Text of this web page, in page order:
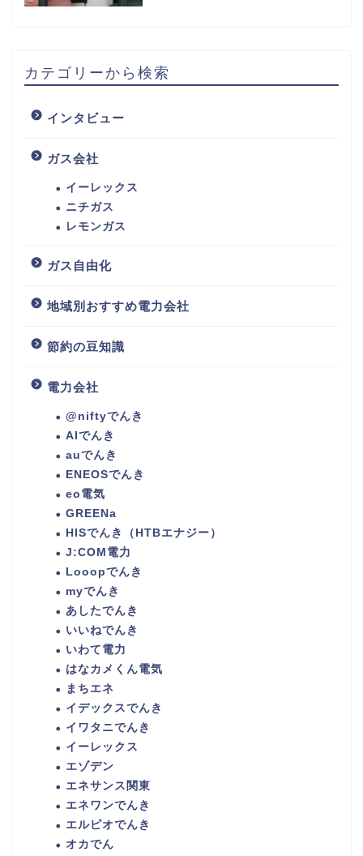
カテゴリーから検索
インタビュー
ガス会社
イーレックス
ニチガス
レモンガス
ガス自由化
地域別おすすめ電力会社
節約の豆知識
電力会社
@niftyでんき
AIでんき
auでんき
ENEOSでんき
eo電気
GREENa
HISでんき（HTBエナジー）
J:COM電力
Looopでんき
myでんき
あしたでんき
いいねでんき
いわて電力
はなカメくん電気
まちエネ
イデックスでんき
イワタニでんき
イーレックス
エゾデン
エネサンス関東
エネワンでんき
エルピオでんき
オカでん